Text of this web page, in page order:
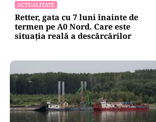
ACTUALITATE
Retter, gata cu 7 luni înainte de
termen pe A0 Nord. Care este
situația reală a descărcărilor